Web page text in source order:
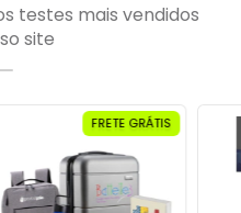
testes mais vendidos
site
FRETE GRÁTIS